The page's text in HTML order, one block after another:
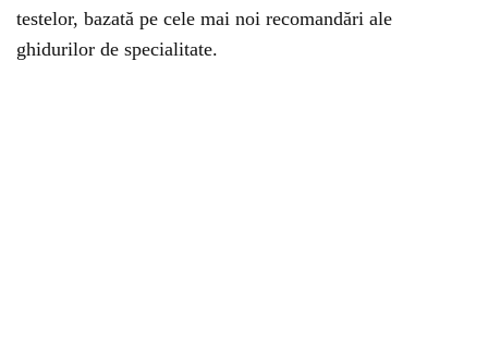
testelor, bazată pe cele mai noi recomandări ale
ghidurilor de specialitate.